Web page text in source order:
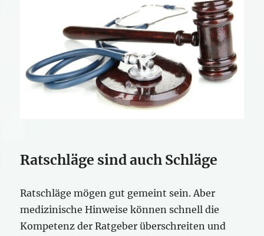
Ratschläge sind auch Schläge
Ratschläge mögen gut gemeint sein. Aber
medizinische Hinweise können schnell die
Kompetenz der Ratgeber überschreiten und